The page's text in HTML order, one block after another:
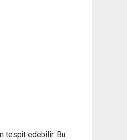
tespit edebilir. Bu